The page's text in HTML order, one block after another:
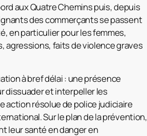
aux Quatre Chemins puis, depuis
des commerçants se passent
en particulier pour les femmes,
agressions, faits de violence graves
à bref délai : une présence
dissuader et interpeller les
action résolue de police judiciaire
Sur le plan de la prévention,
leur santé en danger en